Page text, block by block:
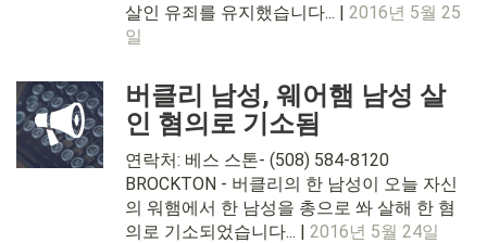
살인 유죄를 유지했습니다... | 2016년 5월 25
일
버클리 남성, 웨어햄 남성 살
인 혐의로 기소됨
연락처: 베스 스톤- (508) 584-8120
BROCKTON - 버클리의 한 남성이 오늘 자신
의 워햄에서 한 남성을 총으로 쏴 살해 한 혐
의로 기소되었습니다... | 2016년 5월 24일